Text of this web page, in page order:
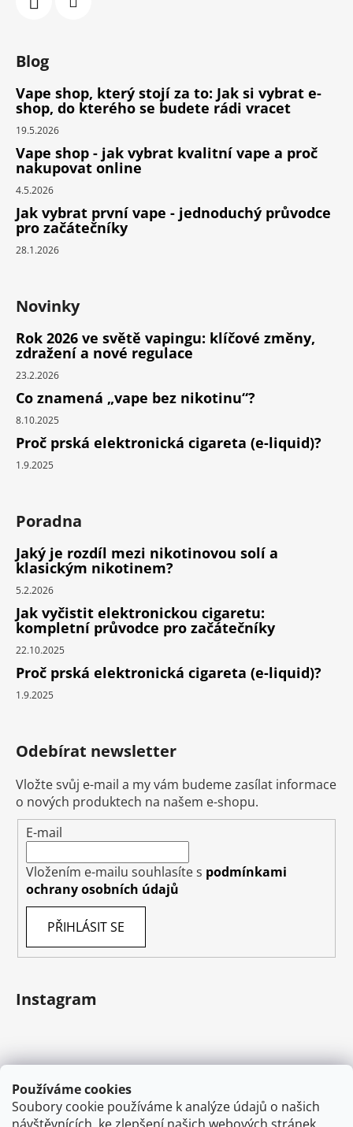
Používáme cookies
Soubory cookie používáme k analýze údajů o našich
Blog
Vape shop, který stojí za to: Jak si vybrat e-
shop, do kterého se budete rádi vracet
19.5.2026
Vape shop - jak vybrat kvalitní vape a proč
nakupovat online
4.5.2026
Jak vybrat první vape - jednoduchý průvodce
pro začátečníky
28.1.2026
Novinky
Rok 2026 ve světě vapingu: klíčové změny,
zdražení a nové regulace
23.2.2026
Co znamená „vape bez nikotinu“?
8.10.2025
Proč prská elektronická cigareta (e-liquid)?
1.9.2025
Poradna
Jaký je rozdíl mezi nikotinovou solí a
klasickým nikotinem?
5.2.2026
Jak vyčistit elektronickou cigaretu:
kompletní průvodce pro začátečníky
22.10.2025
Proč prská elektronická cigareta (e-liquid)?
1.9.2025
Odebírat newsletter
Vložte svůj e-mail a my vám budeme zasílat informace
o nových produktech na našem e-shopu.
E-mail
Vložením e-mailu souhlasíte s podmínkami
ochrany osobních údajů
PŘIHLÁSIT SE
Instagram